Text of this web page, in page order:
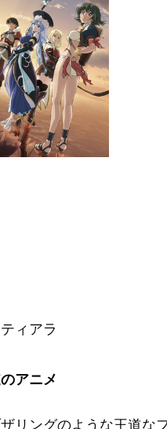
ィアラ
アニメ
リングのような王道な